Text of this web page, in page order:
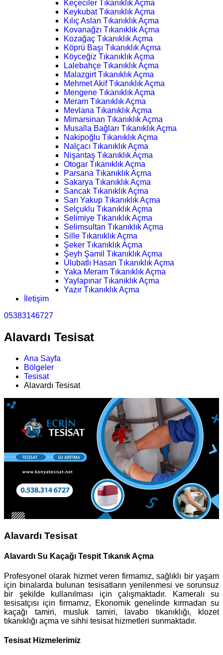
Keçeciler Tıkanıklık Açma
Keykubat Tıkanıklık Açma
Kılıç Aslan Tıkanıklık Açma
Kovanağzı Tıkanıklık Açma
Kozağaç Tıkanıklık Açma
Köprü Başı Tıkanıklık Açma
Köyceğiz Tıkanıklık Açma
Lalebahçe Tıkanıklık Açma
Malazgirt Tıkanıklık Açma
Mehmet Akif Tıkanıklık Açma
Mengene Tıkanıklık Açma
Meram Tıkanıklık Açma
Mevlana Tıkanıklık Açma
Mimarsinan Tıkanıklık Açma
Musalla Bağları Tıkanıklık Açma
Nakipoğlu Tıkanıklık Açma
Nalçacı Tıkanıklık Açma
Nişantaş Tıkanıklık Açma
Otogar Tıkanıklık Açma
Parsana Tıkanıklık Açma
Sakarya Tıkanıklık Açma
Sancak Tıkanıklık Açma
Sarı Yakup Tıkanıklık Açma
Selçuklu Tıkanıklık Açma
Selimiye Tıkanıklık Açma
Selimsultan Tıkanıklık Açma
Sille Tıkanıklık Açma
Şeker Tıkanıklık Açma
Şeyh Şamil Tıkanıklık Açma
Ulubatlı Hasan Tıkanıklık Açma
Yaka Meram Tıkanıklık Açma
Yaylapınar Tıkanıklık Açma
Yazır Tıkanıklık Açma
İletişim
05383146727
Alavardı Tesisat
Ana Sayfa
Bölgeler
Tesisat
Alavardı Tesisat
Alavardı Tesisat
Alavardı Su Kaçağı Tespit Tıkanık Açma
Profesyonel olarak hizmet veren firmamız, sağlıklı bir yaşam
için binalarda bulunan tesisatların yenilenmesi ve sorunsuz
bir şekilde kullanılması için çalışmaktadır. Kameralı su
tesisatçısı için firmamız, Ekonomik genelinde kırmadan su
kaçağı tamiri, musluk tamiri, lavabo tıkanıklığı, klozet
tıkanıklığı açma ve sıhhi tesisat hizmetleri sunmaktadır.
Tesisat Hizmelerimiz